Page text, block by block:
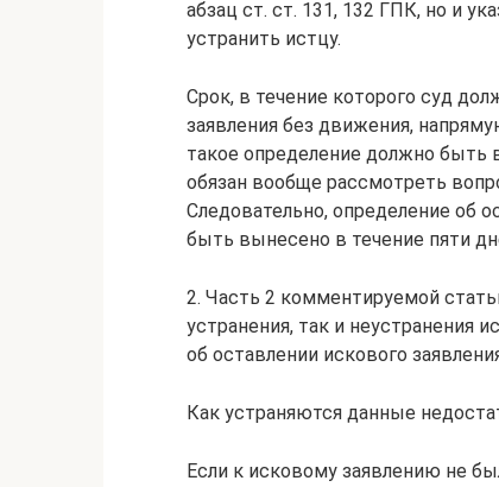
абзац ст. ст. 131, 132 ГПК, но и
устранить истцу.
Срок, в течение которого суд
заявления без движения,
такое определение должно быть
обязан вообще рассмотреть
Следовательно, определение об
быть вынесено в течение пяти
2. Часть 2 комментируемой
устранения, так и неустранения
об оставлении искового
Как устраняются данные
Если к исковому заявлению не